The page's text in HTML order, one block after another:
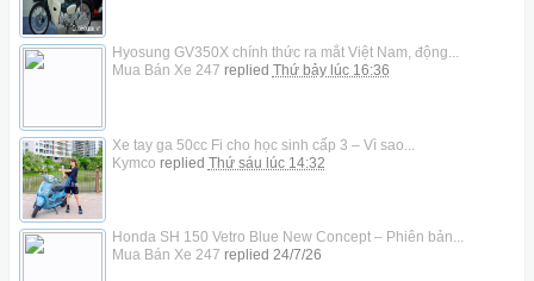
Hyosung GV350X chính thức ra mắt Việt Nam, động...
Mua Bán Xe 247 replied Thứ bảy lúc 16:36
Xe tay ga 50cc Fi cho học sinh cấp 3 – Vì sao...
Kymco replied Thứ sáu lúc 14:32
Honda SH 150 Vetro Blue New Concept – Phiên bản...
Mua Bán Xe 247 replied 24/7/26